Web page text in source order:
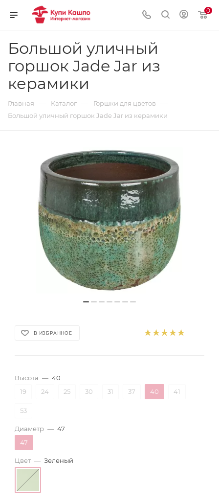
0
Большой уличный
горшок Jade Jar из
керамики
Главная — Каталог — Горшки для цветов —
Большой уличный горшок Jade Jar из керамики
В ИЗБРАННОЕ
Высота — 40
19
24 25 30 31 37 40 41
53
Диаметр — 47
47
Цвет — Зеленый